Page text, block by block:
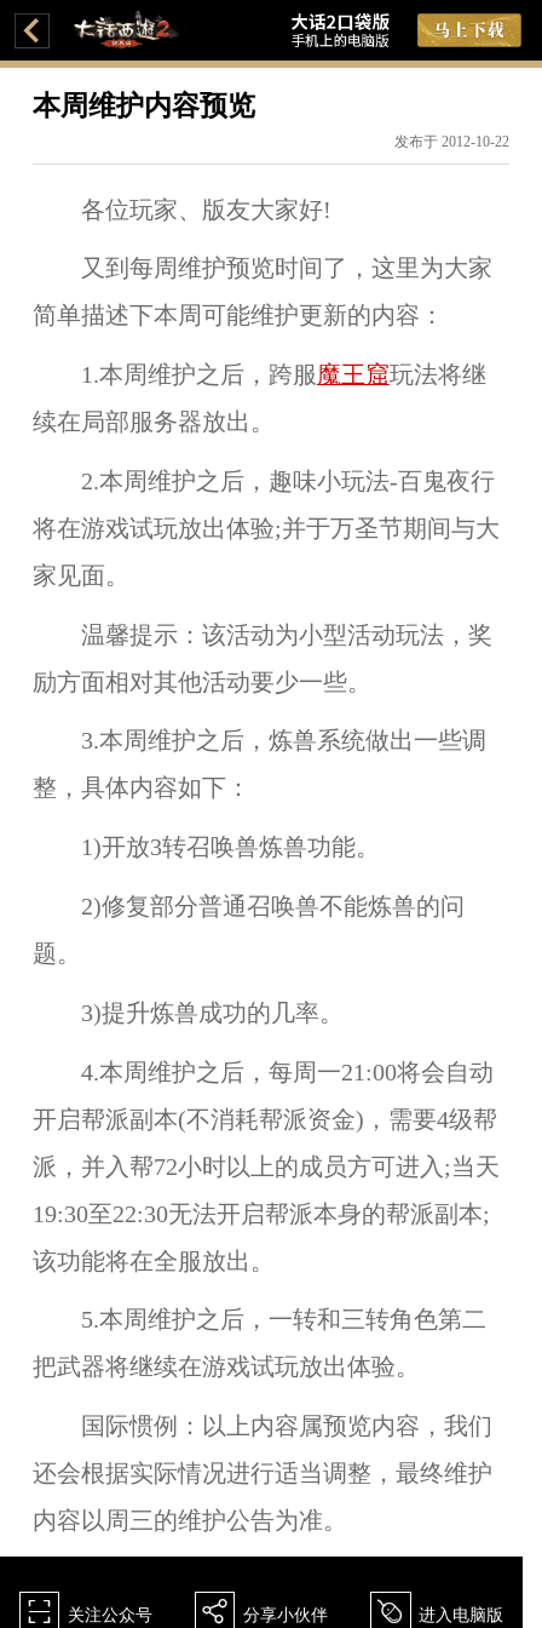
本周维护内容预览
发布于 2012-10-22
各位玩家、版友大家好!
又到每周维护预览时间了，这里为大家
简单描述下本周可能维护更新的内容：
1.本周维护之后， 跨服魔王窟玩法将继
续在局部服务器放出。
2.本周维护之后， 趣味小玩法-百鬼夜行
将在游戏试玩放出体验;并于万圣节期间与大
家见面。
温馨提示： 该活动为小型活动玩法，奖
励方面相对其他活动要少一些。
3.本周维护之后， 炼兽系统做出一些调
整，具体内容如下：
1)开放3转召唤兽炼兽功能。
2)修复部分普通召唤兽不能炼兽的问
题。
3)提升炼兽成功的几率。
4.本周维护之后，每周一21:00将会自动
开启帮派副本(不消耗帮派资金)，需要4级帮
派，并入帮72小时以上的成员方可进入;当天
19:30至22:30无法开启帮派本身的帮派副本;
该功能将在全服放出。
5.本周维护之后， 一转和三转角色第二
把武器将继续在游戏试玩放出体验。
国际惯例： 以上内容属预览内容，我们
还会根据实际情况进行适当调整，最终维护
内容以周三的维护公告为准。
򰀁 关注公众号 򰀂 分享小伙伴 򰀄 进入电脑版